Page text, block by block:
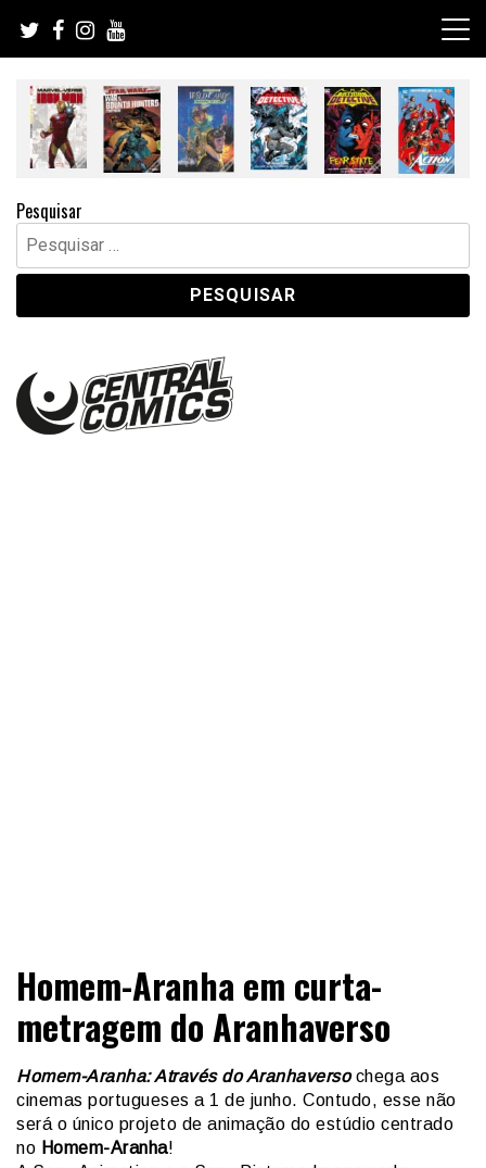
content
Pesquisar
Pesquisar
por:
Central Comics
Homem-Aranha em curta-
metragem do Aranhaverso
Homem-Aranha: Através do Aranhaversochega aos
cinemas portugueses a 1 de junho. Contudo, esse não
será o único projeto de animação do estúdio centrado
no Homem-Aranha!